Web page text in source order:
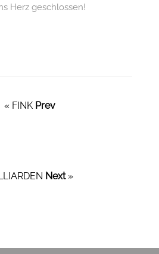
Herz geschlossen!
« FINK Prev
Next»